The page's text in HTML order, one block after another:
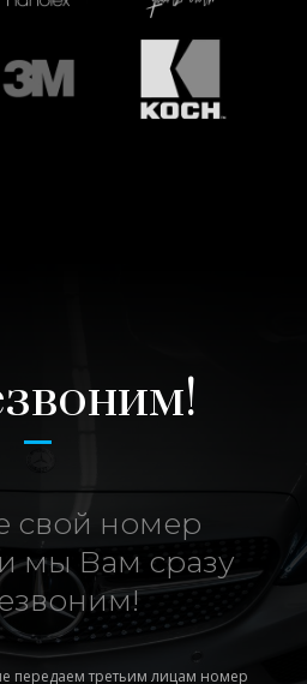
свой номер
мы Вам сразу
передаем третьим лицам номер